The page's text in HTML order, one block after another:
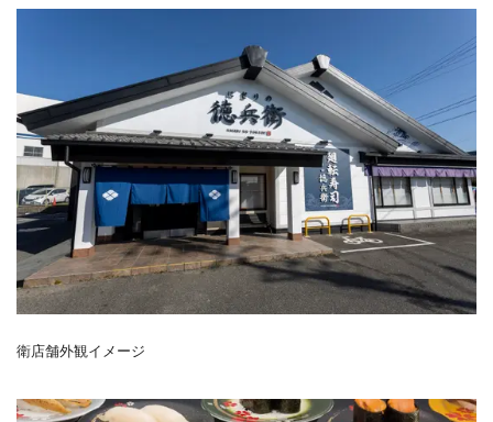
衛店舗外観イメージ